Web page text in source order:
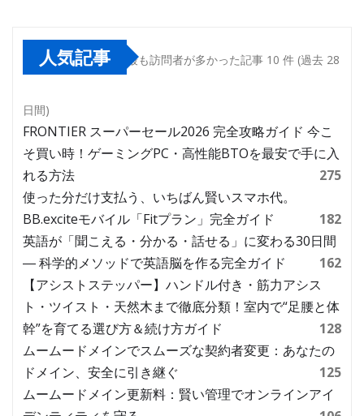
人気記事 最も訪問者が多かった記事 10 件 (過去 28
日間)
FRONTIER スーパーセール2026 完全攻略ガイド 今こ
そ買い時！ゲーミングPC・高性能BTOを最安で手に入
れる方法
275
使った分だけ支払う、いちばん賢いスマホ代。
BB.exciteモバイル「Fitプラン」完全ガイド
182
英語が「聞こえる・分かる・話せる」に変わる30日間
― 科学的メソッドで英語脳を作る完全ガイド
162
【アシストステッパー】ハンドル付き・筋力アシス
ト・ツイスト・天然木まで徹底分類！室内で“足腰と体
幹”を育てる選び方＆続け方ガイド
128
ムームードメインでスムーズな契約者変更：あなたの
ドメイン、安全に引き継ぐ
125
ムームードメイン更新料：賢い管理でオンラインアイ